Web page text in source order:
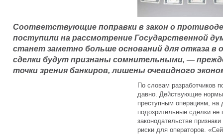
Соответствующие поправки в закон о
поступили на рассмотрение Государственной
станет заметно больше оснований для отказа в
сделки будут признаны сомнительными, —
точки зрения банкиров, лишены очевидного
По словам разработчиков
давно. Действующие
преступным операциям, на
подозрительные сделки
законодательстве
риски для операторов.